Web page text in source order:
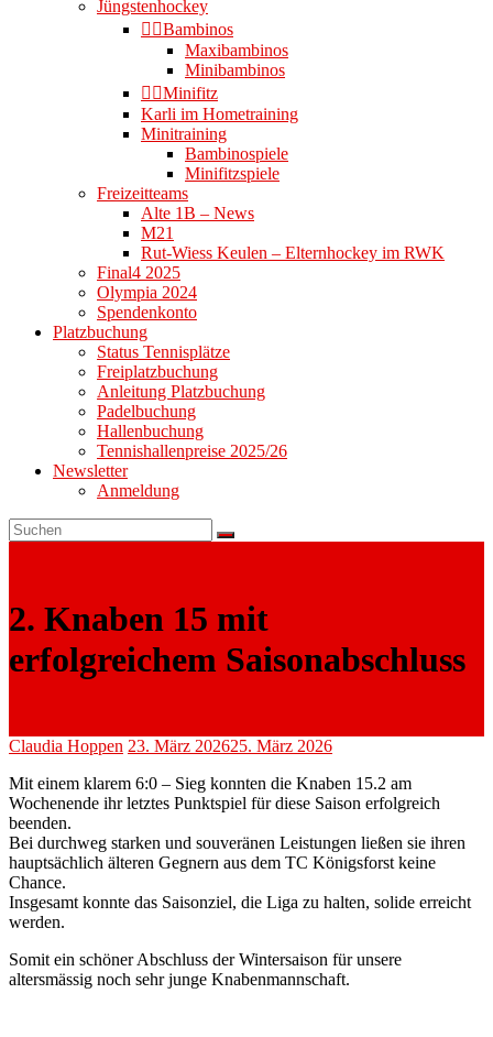
Jüngstenhockey
👉🏻Bambinos
Maxibambinos
Minibambinos
👉🏻Minifitz
Karli im Hometraining
Minitraining
Bambinospiele
Minifitzspiele
Freizeitteams
Alte 1B – News
M21
Rut-Wiess Keulen – Elternhockey im RWK
Final4 2025
Olympia 2024
Spendenkonto
Platzbuchung
Status Tennisplätze
Freiplatzbuchung
Anleitung Platzbuchung
Padelbuchung
Hallenbuchung
Tennishallenpreise 2025/26
Newsletter
Anmeldung
2. Knaben 15 mit
erfolgreichem Saisonabschluss
Claudia Hoppen 23. März 202625. März 2026
Mit einem klarem 6:0 – Sieg konnten die Knaben 15.2 am
Wochenende ihr letztes Punktspiel für diese Saison erfolgreich
beenden.
Bei durchweg starken und souveränen Leistungen ließen sie ihren
hauptsächlich älteren Gegnern aus dem TC Königsforst keine
Chance.
Insgesamt konnte das Saisonziel, die Liga zu halten, solide erreicht
werden.
Somit ein schöner Abschluss der Wintersaison für unsere
altersmässig noch sehr junge Knabenmannschaft.